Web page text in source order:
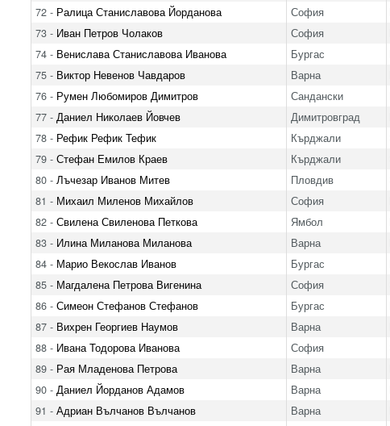
72 - Ралица Станиславова Йорданова София
73 - Иван Петров Чолаков София
74 - Венислава Станиславова Иванова Бургас
75 - Виктор Невенов Чавдаров Варна
76 - Румен Любомиров Димитров Сандански
77 - Даниел Николаев Йовчев Димитровград
78 - Рефик Рефик Тефик Кърджали
79 - Стефан Емилов Краев Кърджали
80 - Лъчезар Иванов Митев Пловдив
81 - Михаил Миленов Михайлов София
82 - Свилена Свиленова Петкова Ямбол
83 - Илина Миланова Миланова Варна
84 - Марио Векослав Иванов Бургас
85 - Магдалена Петрова Вигенина София
86 - Симеон Стефанов Стефанов Бургас
87 - Вихрен Георгиев Наумов Варна
88 - Ивана Тодорова Иванова София
89 - Рая Младенова Петрова Варна
90 - Даниел Йорданов Адамов Варна
91 - Адриан Вълчанов Вълчанов Варна